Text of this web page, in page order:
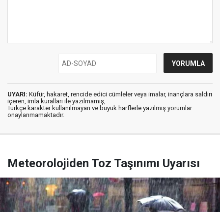
UYARI: Küfür, hakaret, rencide edici cümleler veya imalar, inançlara saldırı
içeren, imla kuralları ile yazılmamış,
Türkçe karakter kullanılmayan ve büyük harflerle yazılmış yorumlar
onaylanmamaktadır.
Meteorolojiden Toz Taşınımı Uyarısı